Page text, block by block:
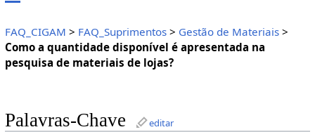
FAQ_CIGAM > FAQ_Suprimentos> Gestão de Materiais>
Como a quantidade disponível é apresentada na
pesquisa de materiais de lojas?
Palavras-Chave editar